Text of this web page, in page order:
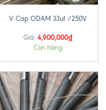
V-Cap ODAM 33uf /250V
Giá: 4,900,000₫
Còn hàng